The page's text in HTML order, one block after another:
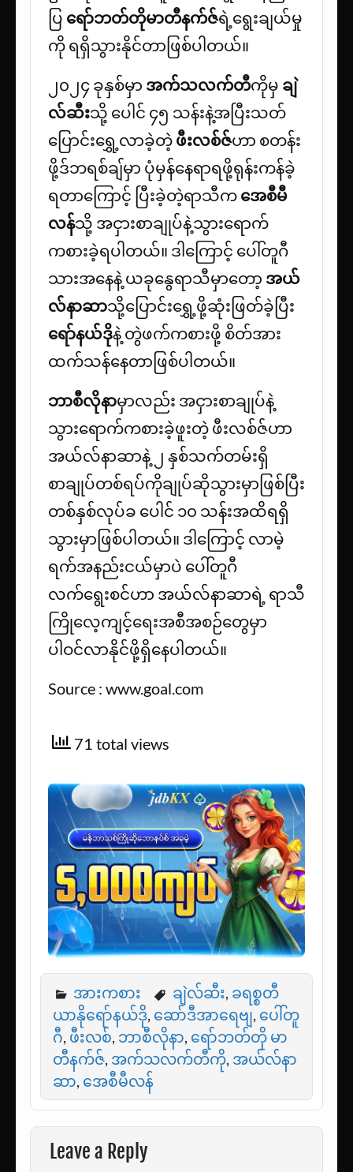
ပြ ရော်ဘတ်တိုမာတီနက်ဇ်ရဲ့ရွေးချယ်မှု
ကို ရရှိသွားနိုင်တာဖြစ်ပါတယ်။
၂၀၂၄ ခုနှစ်မှာ အက်သလက်တီကိုမှ ချဲ
လ်ဆီးသို့ ပေါင် ၄၅ သန်းနဲ့အပြီးသတ်
ပြောင်းရွှေ့လာခဲ့တဲ့ ဖီးလစ်ဇ်ဟာ စတန်း
ဖို့ဒ်ဘရစ်ချ်မှာ ပုံမှန်နေရာရဖို့ရုန်းကန်ခဲ့
ရတာကြောင့် ပြီးခဲ့တဲ့ရာသီက အေစီမီ
လန်သို့ အငှားစာချုပ်နဲ့သွားရောက်
ကစားခဲ့ရပါတယ်။ ဒါကြောင့် ပေါ်တူဂီ
သားအနေနဲ့ ယခုနွေရာသီမှာတော့ အယ်
လ်နာဆာသို့ပြောင်းရွှေ့ဖို့ဆုံးဖြတ်ခဲ့ပြီး
ရော်နယ်ဒိုနဲ့ တွဲဖက်ကစားဖို့ စိတ်အား
ထက်သန်နေတာဖြစ်ပါတယ်။
ဘာစီလိုနာမှာလည်း အငှားစာချုပ်နဲ့
သွားရောက်ကစားခဲ့ဖူးတဲ့ ဖီးလစ်ဇ်ဟာ
အယ်လ်နာဆာနဲ့ ၂ နှစ်သက်တမ်းရှိ
စာချုပ်တစ်ရပ်ကိုချုပ်ဆိုသွားမှာဖြစ်ပြီး
တစ်နှစ်လုပ်ခ ပေါင် ၁၀ သန်းအထိရရှိ
သွားမှာဖြစ်ပါတယ်။ ဒါကြောင့် လာမဲ့
ရက်အနည်းငယ်မှာပဲ ပေါ်တူဂီ
လက်ရွေးစင်ဟာ အယ်လ်နာဆာရဲ့ ရာသီ
ကြိုလေ့ကျင့်ရေးအစီအစဉ်တွေမှာ
ပါဝင်လာနိုင်ဖို့ရှိနေပါတယ်။
Source : www.goal.com
71 total views
အားကစား ချဲလ်ဆီး, ခရစ္စတီ
ယာနိုရော်နယ်ဒို, ဆော်ဒီအာရေဗျ, ပေါ်တူ
ဂီ, ဖီးလစ်, ဘာစီလိုနာ, ရော်ဘတ်တို မာ
တီနက်ဇ်, အက်သလက်တီကို, အယ်လ်နာ
ဆာ, အေစီမီလန်
Leave a Reply